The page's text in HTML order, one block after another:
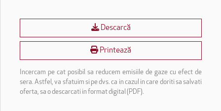
Descarcă
Printează
Incercam pe cat posibil sa reducem emisiile de gaze cu efect de
sera. Astfel, va sfatuim si pe dvs. ca in cazul in care doriti sa salvati
oferta, sa o descarcati in format digital (PDF).